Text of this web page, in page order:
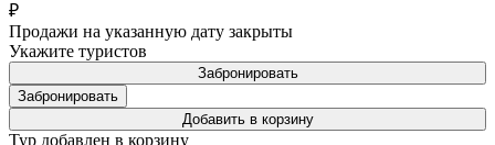
₽
Продажи на указанную дату закрыты
Укажите туристов
Забронировать
Забронировать
Добавить в корзину
Тур добавлен в корзину